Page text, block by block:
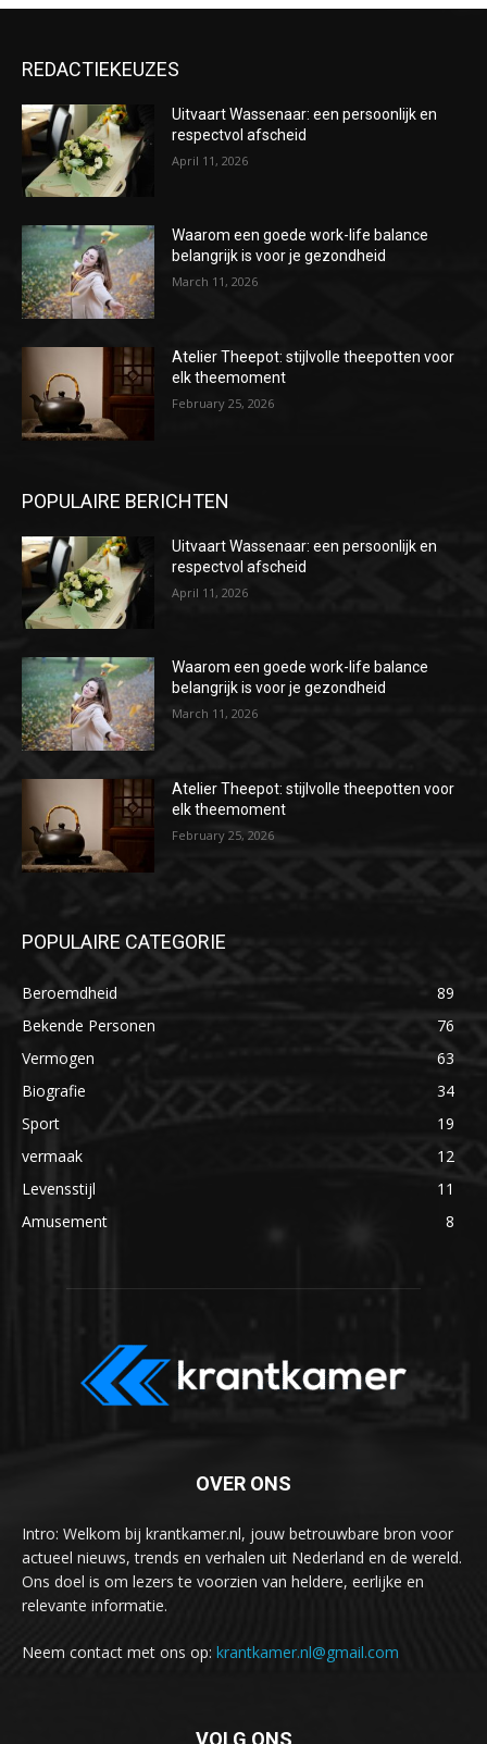
REDACTIEKEUZES
Uitvaart Wassenaar: een persoonlijk en
respectvol afscheid
April 11, 2026
Waarom een goede work-life balance
belangrijk is voor je gezondheid
March 11, 2026
Atelier Theepot: stijlvolle theepotten voor
elk theemoment
February 25, 2026
POPULAIRE BERICHTEN
Uitvaart Wassenaar: een persoonlijk en
respectvol afscheid
April 11, 2026
Waarom een goede work-life balance
belangrijk is voor je gezondheid
March 11, 2026
Atelier Theepot: stijlvolle theepotten voor
elk theemoment
February 25, 2026
POPULAIRE CATEGORIE
Beroemdheid
89
Bekende Personen
76
Vermogen
63
Biografie
34
Sport
19
vermaak
12
Levensstijl
11
Amusement
8
OVER ONS
Intro: Welkom bij krantkamer.nl, jouw betrouwbare bron voor
actueel nieuws, trends en verhalen uit Nederland en de wereld.
Ons doel is om lezers te voorzien van heldere, eerlijke en
relevante informatie.
Neem contact met ons op: krantkamer.nl@gmail.com
VOLG ONS